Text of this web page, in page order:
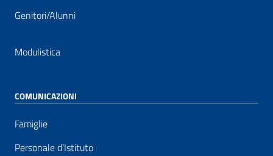
Genitori/Alunni
Modulistica
COMUNICAZIONI
Famiglie
Personale d’Istituto